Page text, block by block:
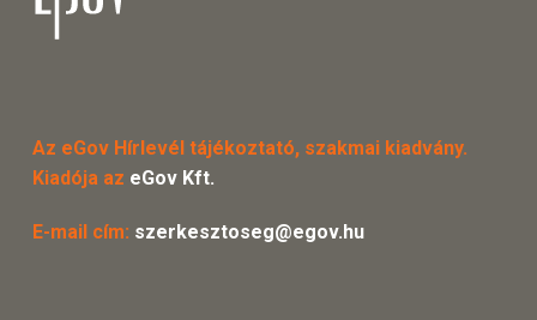
Az eGov Hírlevél tájékoztató, szakmai kiadvány.
Kiadója az eGov Kft.
E-mail cím: szerkesztoseg@egov.hu